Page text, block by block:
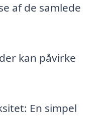
af de samlede
kan påvirke
En simpel